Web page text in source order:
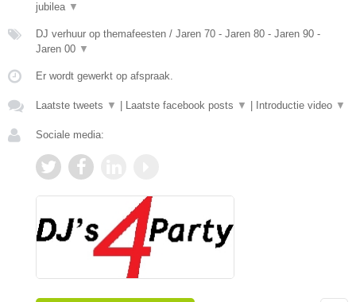
jubilea ▼
DJ verhuur op themafeesten / Jaren 70 - Jaren 80 - Jaren 90 -
Jaren 00 ▼
Er wordt gewerkt op afspraak.
Laatste tweets ▼ Laatste facebook posts ▼ Introductie video ▼
Sociale media: